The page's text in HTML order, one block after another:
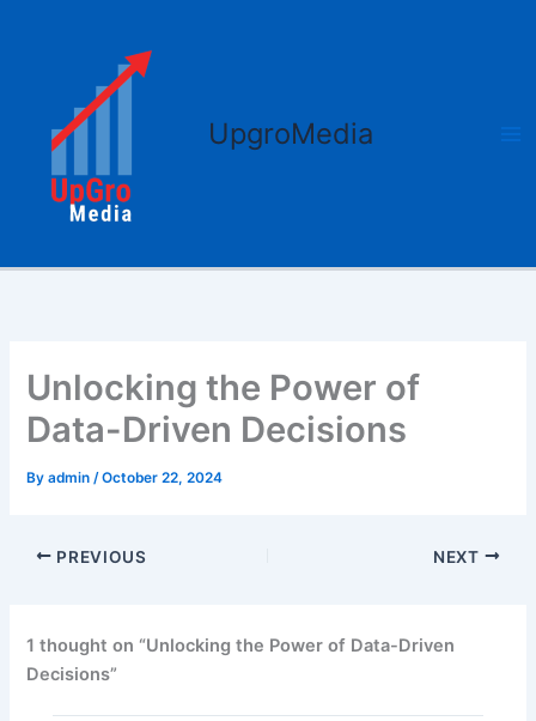
UpgroMedia
Unlocking the Power of
Data-Driven Decisions
Byadmin/October 22, 2024
PREVIOUS NEXT
1 thought on “Unlocking the Power of Data-Driven
Decisions”